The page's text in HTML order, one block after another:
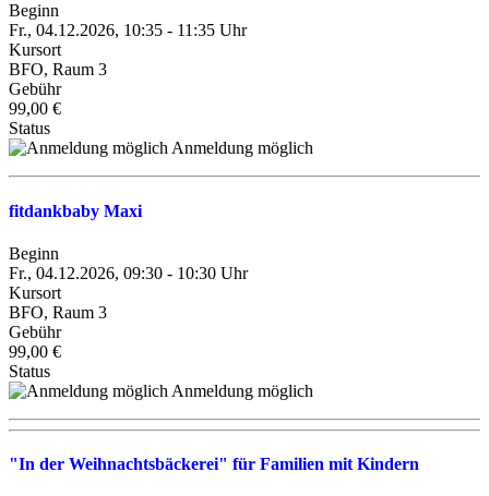
Beginn
Fr., 04.12.2026, 10:35 - 11:35 Uhr
Kursort
BFO, Raum 3
Gebühr
99,00 €
Status
Anmeldung möglich
fitdankbaby Maxi
Beginn
Fr., 04.12.2026, 09:30 - 10:30 Uhr
Kursort
BFO, Raum 3
Gebühr
99,00 €
Status
Anmeldung möglich
"In der Weihnachtsbäckerei" für Familien mit Kindern